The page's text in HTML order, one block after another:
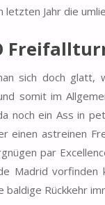
letzten Jahr die
sich doch glatt,
somit im
noch ein Ass in
einen astreinen
par
Madrid
baldige Rückkehr